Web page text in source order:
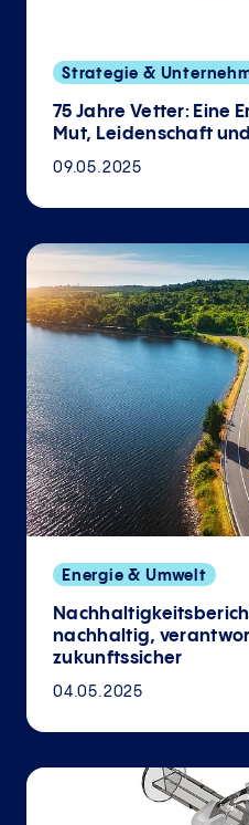
Strategie &
75 Jahre Vetter: Eine
Mut, Leidenschaft
09.05.2025
Energie & Umwelt
nachhaltig,
zukunftssicher
04.05.2025